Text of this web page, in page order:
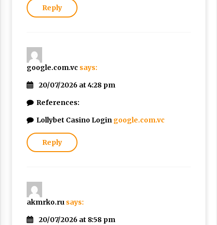
Reply
google.com.vc says:
20/07/2026 at 4:28 pm
References:
Lollybet Casino Login google.com.vc
Reply
akmrko.ru says:
20/07/2026 at 8:58 pm